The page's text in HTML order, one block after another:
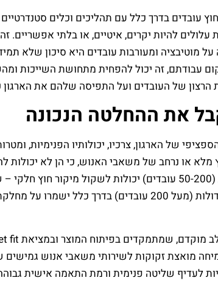
עובדים בדרך כלל עם תהליכים וכלים
להיות יקרים, איטיים, או בלתי אפשריים.
מוטיבציה ומעורבות עובדים היא סיכון שלא
עבודתם, זה יכול להפחית מתחושת השייכות
הרצון של העובדים ועל התפיסה שלהם את
את ההחלטה הנכונה
של הארגון, צרכיו, יכולותיו הפנימיות,
ממיקור חוץ מלא או נרחב של משאבי האנוש, כי
הליבה שלהן צריכים להתמקד בפעילות העסקית המרכזית. חברות בינוניות
פעילויות תפעוליות כמו ניהול שכר ואדמיניסטרציה לספק
מואצת זקוקות לשירותי משאבי אנוש גמישים
לעדיף שליטה פנימית ורמת התאמה אישית